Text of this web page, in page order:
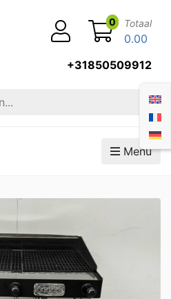
+31850509912
0 Totaal
0.00
Menu